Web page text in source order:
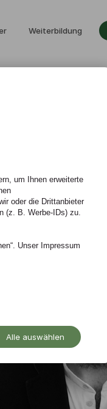
Weiterbildung
um Ihnen erweiterte
oder die Drittanbieter
(z. B. Werbe-IDs) zu.
Unser Impressum
Alle auswählen